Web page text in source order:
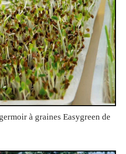
à graines Easygreen de